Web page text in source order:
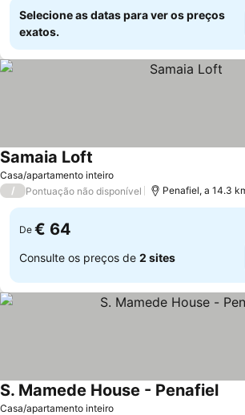
Selecione as datas para ver os preços
exatos.
Casa/apartamento inteiro
Samaia Loft
/ Pontuação não disponível Penafiel, a 14.3
De € 64
Consulte os preços de 2 sites
Casa/apartamento inteiro
S. Mamede House - Penafiel